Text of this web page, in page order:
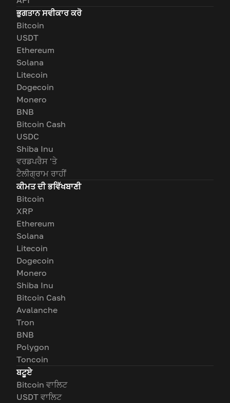
ਭੁਗਤਾਨ ਸਵੀਕਾਰ ਕਰੋ
Bitcoin
USDT
Ethereum
Solana
Litecoin
Dogecoin
Monero
BNB
Bitcoin Cash
USDC
Shiba Inu
ਵਰਡਪਰੈਸ 'ਤੇ
ਟੈਲੀਗ੍ਰਾਮ ਰਾਹੀਂ
ਕੀਮਤ ਦੀ ਭਵਿੱਖਬਾਣੀ
Bitcoin
XRP
Ethereum
Solana
Litecoin
Dogecoin
Monero
Shiba Inu
Bitcoin Cash
Avalanche
Tron
BNB
Polygon
Toncoin
ਬਟੂਏ
Bitcoin ਵਾਲਿਟ
USDT ਵਾਲਿਟ